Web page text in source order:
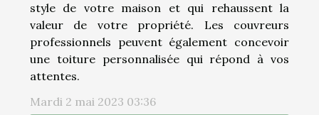
style de votre maison et qui rehaussent la
valeur de votre propriété. Les couvreurs
professionnels peuvent également concevoir
une toiture personnalisée qui répond à vos
attentes.
Mardi 2 mai 2023 03:36